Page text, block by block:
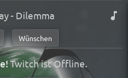
- Dilemma
Wünschen
Twitch ist Offline.